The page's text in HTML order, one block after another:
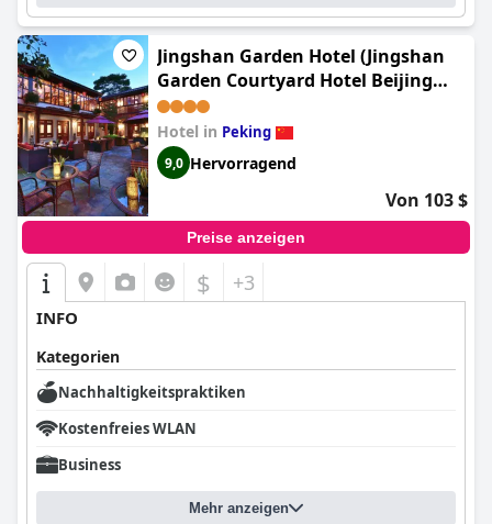
Jingshan Garden Hotel (Jingshan
Garden Courtyard Hotel Beijing
Forbidden City Newly renovated
Tianmen Wangfujing
Gardenhutong BejjingCourtyard)
Hotel in Peking
9,0 Hervorragend
Von 103 $
Preise anzeigen
$ +3
INFO
Kategorien
Nachhaltigkeitspraktiken
Kostenfreies WLAN
Business
Mehr anzeigen